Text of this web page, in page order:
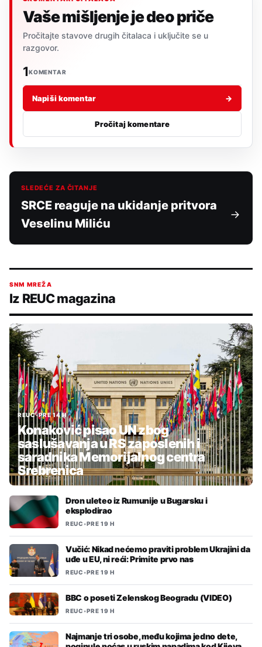
Vaše mišljenje je deo priče
Pročitajte stavove drugih čitalaca i uključite se u
razgovor.
1KOMENTAR
Napiši komentar →
Pročitaj komentare
SLEDEĆE ZA ČITANJE
SRCE reaguje na ukidanje pritvora
Veselinu Miliću
SNM MREŽA
Iz REUC magazina
REUC•PRE 14 H
Konaković pisao UN zbog
saslušavanja u RS zaposlenih i
saradnika Memorijalnog centra
Srebrenica
Dron uleteo iz Rumunije u Bugarsku i
eksplodirao
REUC•PRE 19 H
Vučić: Nikad nećemo praviti problem Ukrajini da
uđe u EU, ni reći: Primite prvo nas
REUC•PRE 19 H
BBC o poseti Zelenskog Beogradu (VIDEO)
REUC•PRE 19 H
Najmanje tri osobe, među kojima jedno dete,